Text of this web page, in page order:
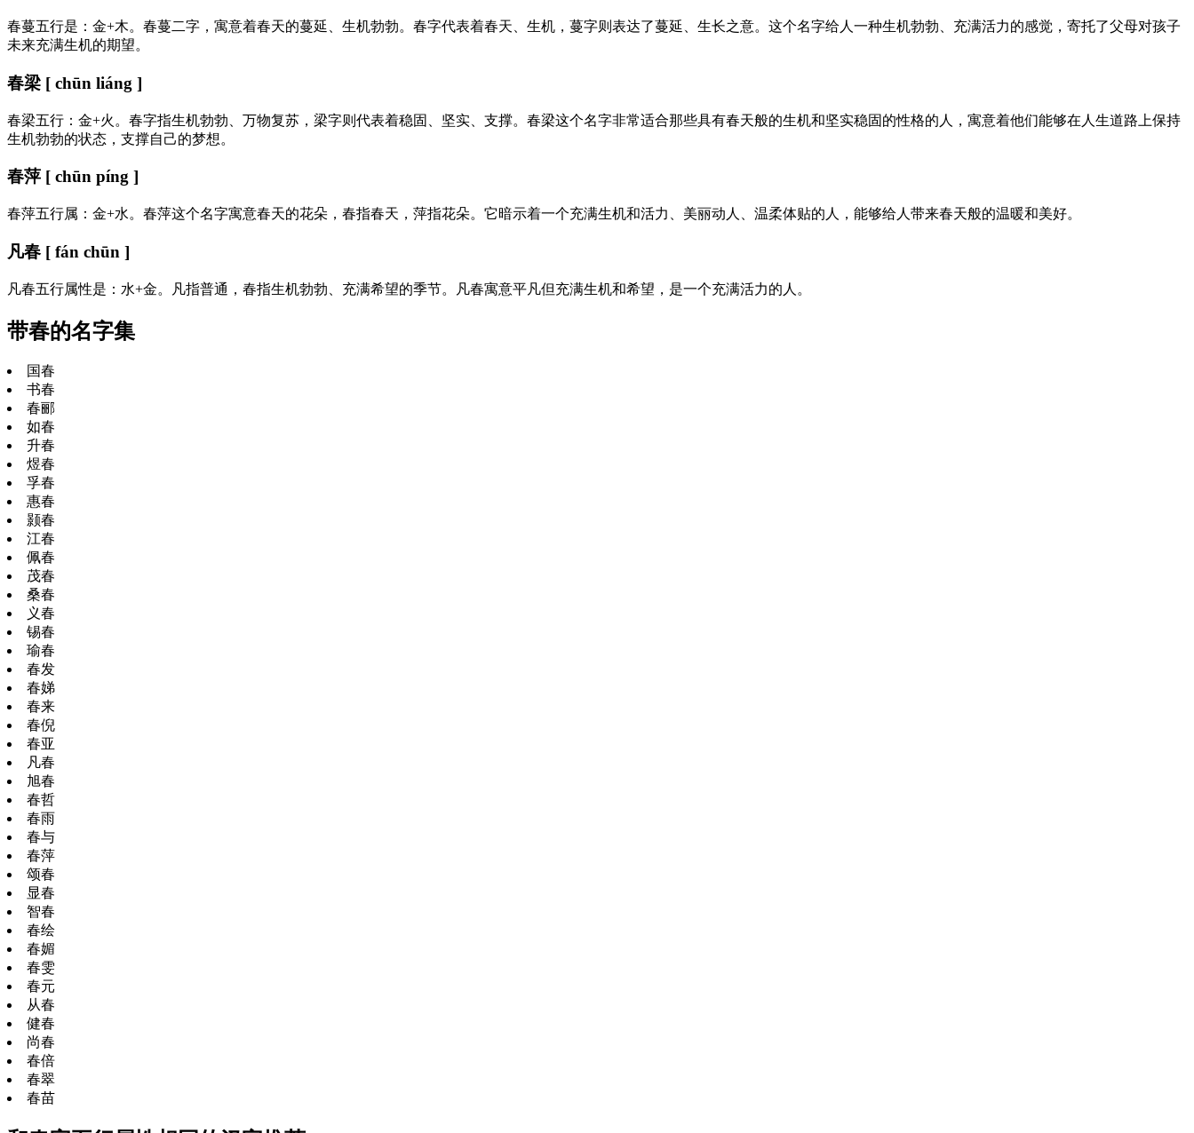
春蔓五行是：金+木。春蔓二字，寓意着春天的蔓延、生机勃勃。春字代表着春天、生机，蔓字则表达了蔓延、生长之意。这个名字给人一种生机勃勃、充满活力的感觉，寄托了父母对孩子
未来充满生机的期望。
春梁 [ chūn liáng ]
春梁五行：金+火。春字指生机勃勃、万物复苏，梁字则代表着稳固、坚实、支撑。春梁这个名字非常适合那些具有春天般的生机和坚实稳固的性格的人，寓意着他们能够在人生道路上保持
生机勃勃的状态，支撑自己的梦想。
春萍 [ chūn píng ]
春萍五行属：金+水。春萍这个名字寓意春天的花朵，春指春天，萍指花朵。它暗示着一个充满生机和活力、美丽动人、温柔体贴的人，能够给人带来春天般的温暖和美好。
凡春 [ fán chūn ]
凡春五行属性是：水+金。凡指普通，春指生机勃勃、充满希望的季节。凡春寓意平凡但充满生机和希望，是一个充满活力的人。
带春的名字集
国春
书春
春郦
如春
升春
煜春
孚春
惠春
颢春
江春
佩春
茂春
桑春
义春
锡春
瑜春
春发
春娣
春来
春倪
春亚
凡春
旭春
春哲
春雨
春与
春萍
颂春
显春
智春
春绘
春媚
春雯
春元
从春
健春
尚春
春倍
春翠
春苗